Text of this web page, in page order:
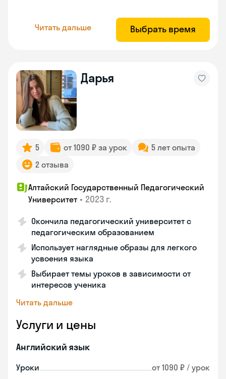
Читать дальше Выбрать время
Дарья
5 от 1090 ₽ за урок
5 лет опыта
2 отзыва
Алтайский Государственный Педагогический
Университет • 2023 г.
Окончила педагогический университет с
педагогическим образованием
Использует наглядные образы для легкого
усвоения языка
Выбирает темы уроков в зависимости от
интересов ученика
Читать дальше
Услуги и цены
Английский язык
Уроки от 1090 ₽ / урок